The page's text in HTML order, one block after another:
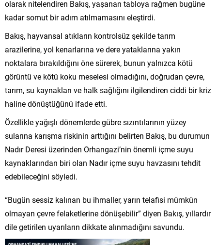
olarak nitelendiren Bakış, yaşanan tabloya rağmen bugüne
kadar somut bir adım atılmamasını eleştirdi.
Bakış, hayvansal atıkların kontrolsüz şekilde tarım
arazilerine, yol kenarlarına ve dere yataklarına yakın
noktalara bırakıldığını öne sürerek, bunun yalnızca kötü
görüntü ve kötü koku meselesi olmadığını, doğrudan çevre,
tarım, su kaynakları ve halk sağlığını ilgilendiren ciddi bir kriz
haline dönüştüğünü ifade etti.
Özellikle yağışlı dönemlerde gübre sızıntılarının yüzey
sularına karışma riskinin arttığını belirten Bakış, bu durumun
Nadır Deresi üzerinden Orhangazi’nin önemli içme suyu
kaynaklarından biri olan Nadır içme suyu havzasını tehdit
edebileceğini söyledi.
“Bugün sessiz kalınan bu ihmaller, yarın telafisi mümkün
olmayan çevre felaketlerine dönüşebilir” diyen Bakış, yıllardır
dile getirilen uyarıların dikkate alınmadığını savundu.